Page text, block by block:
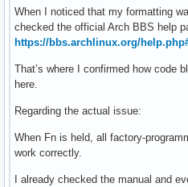
Event: time
When I noticed that my formatting
checked the official Arch BBS help
https://bbs.archlinux.org/
That’s where I confirmed how code
here.
Regarding the actual issue:
When Fn is held, all factory-
work correctly.
I already checked the manual and